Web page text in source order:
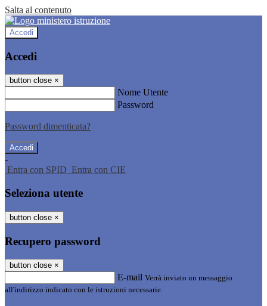
Salta al contenuto
Accedi
Accedi
button close ×
Nome Utente
Password
Password dimenticata?
-
Entra con SPID Entra con CIE
Seleziona utente
button close ×
Recupero password
button close ×
E-mail Verrà inviato un messaggio
all'indirizzo indicato con le istruzioni necessarie.